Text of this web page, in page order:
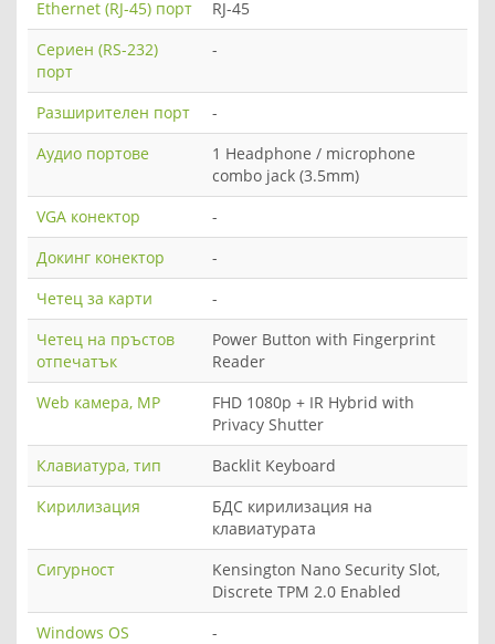
Ethernet (RJ-45) порт
RJ-45
Сериен (RS-232)
порт
-
Разширителен порт
-
Аудио портове
1 Headphone / microphone
combo jack (3.5mm)
VGA конектор
-
Докинг конектор
-
Четец за карти
-
Четец на пръстов
отпечатък
Power Button with Fingerprint
Reader
Web камера, MP
FHD 1080p + IR Hybrid with
Privacy Shutter
Клавиатура, тип
Backlit Keyboard
Кирилизация
БДС кирилизация на
клавиатурата
Сигурност
Kensington Nano Security Slot,
Discrete TPM 2.0 Enabled
Windows OS
-